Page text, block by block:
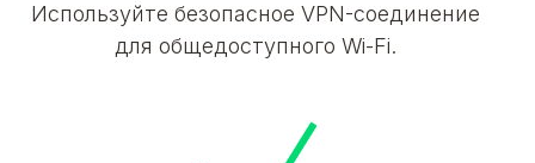
Используйте безопасное VPN-соединение
для общедоступного Wi-Fi.